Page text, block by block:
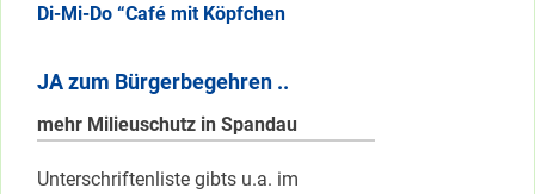
Di-Mi-Do “Café mit Köpfchen
JA zum Bürgerbegehren ..
mehr Milieuschutz in Spandau
Unterschriftenliste gibts u.a. im